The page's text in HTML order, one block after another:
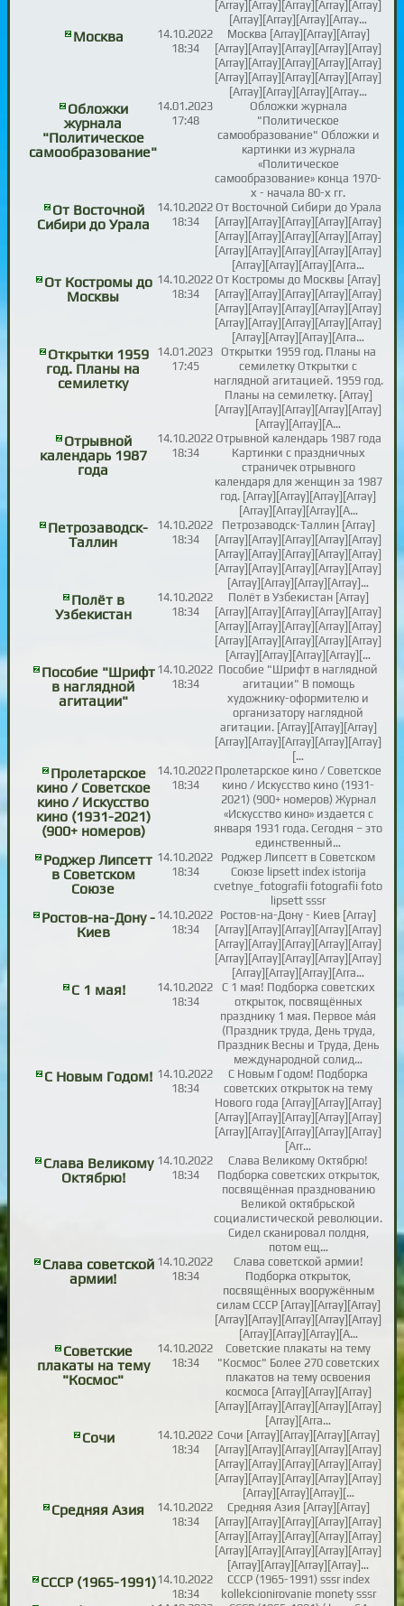
[Array][Array][Array][Array][Array]
[Array][Array][Array][Array…
Москва
14.10.2022
18:34
Москва [Array][Array][Array]
[Array][Array][Array][Array][Array]
[Array][Array][Array][Array][Array]
[Array][Array][Array][Array][Array]
[Array][Array][Array][Array…
Обложки
журнала
"Политическое
самообразование"
14.01.2023
17:48
Обложки журнала
"Политическое
самообразование" Обложки и
картинки из журнала
«Политическое
самообразование» конца 1970-
х - начала 80-х гг.
От Восточной
Сибири до Урала
14.10.2022
18:34
От Восточной Сибири до Урала
[Array][Array][Array][Array][Array]
[Array][Array][Array][Array][Array]
[Array][Array][Array][Array][Array]
[Array][Array][Array][Arra…
От Костромы до
Москвы
14.10.2022
18:34
От Костромы до Москвы [Array]
[Array][Array][Array][Array][Array]
[Array][Array][Array][Array][Array]
[Array][Array][Array][Array][Array]
[Array][Array][Array][Arra…
Открытки 1959
год. Планы на
семилетку
14.01.2023
17:45
Открытки 1959 год. Планы на
семилетку Открытки с
наглядной агитацией. 1959 год.
Планы на семилетку. [Array]
[Array][Array][Array][Array][Array]
[Array][Array][A…
Отрывной
календарь 1987
года
14.10.2022
18:34
Отрывной календарь 1987 года
Картинки с праздничных
страничек отрывного
календаря для женщин за 1987
год. [Array][Array][Array][Array]
[Array][Array][Array][A…
Петрозаводск-
Таллин
14.10.2022
18:34
Петрозаводск-Таллин [Array]
[Array][Array][Array][Array][Array]
[Array][Array][Array][Array][Array]
[Array][Array][Array][Array][Array]
[Array][Array][Array][Array]…
Полёт в
Узбекистан
14.10.2022
18:34
Полёт в Узбекистан [Array]
[Array][Array][Array][Array][Array]
[Array][Array][Array][Array][Array]
[Array][Array][Array][Array][Array]
[Array][Array][Array][Array][…
Пособие "Шрифт
в наглядной
агитации"
14.10.2022
18:34
Пособие "Шрифт в наглядной
агитации" В помощь
художнику-оформителю и
организатору наглядной
агитации. [Array][Array][Array]
[Array][Array][Array][Array][Array]
[…
Пролетарское
кино / Советское
кино / Искусство
кино (1931-2021)
(900+ номеров)
14.10.2022
18:34
Пролетарское кино / Советское
кино / Искусство кино (1931-
2021) (900+ номеров) Журнал
«Искусство кино» издается с
января 1931 года. Сегодня – это
единственный…
Роджер Липсетт
в Советском
Союзе
14.10.2022
18:34
Роджер Липсетт в Советском
Союзе lipsett index istorija
cvetnye_fotografii fotografii foto
lipsett sssr
Ростов-на-Дону -
Киев
14.10.2022
18:34
Ростов-на-Дону - Киев [Array]
[Array][Array][Array][Array][Array]
[Array][Array][Array][Array][Array]
[Array][Array][Array][Array][Array]
[Array][Array][Array][Arra…
С 1 мая!
14.10.2022
18:34
С 1 мая! Подборка советских
открыток, посвящённых
празднику 1 мая. Первое ма́я
(Праздник труда, День труда,
Праздник Весны и Труда, День
международной солид…
С Новым Годом! 14.10.2022
18:34
С Новым Годом! Подборка
советских открыток на тему
Нового года [Array][Array][Array]
[Array][Array][Array][Array][Array]
[Array][Array][Array][Array][Array]
[Arr…
Слава Великому
Октябрю!
14.10.2022
18:34
Слава Великому Октябрю!
Подборка советских открыток,
посвящённая празднованию
Великой октябрьской
социалистической революции.
Сидел сканировал полдня,
потом ещ…
Слава советской
армии!
14.10.2022
18:34
Слава советской армии!
Подборка открыток,
посвящённых вооружённым
силам СССР [Array][Array][Array]
[Array][Array][Array][Array][Array]
[Array][Array][Array][A…
Советские
плакаты на тему
"Космос"
14.10.2022
18:34
Советские плакаты на тему
"Космос" Более 270 советских
плакатов на тему освоения
космоса [Array][Array][Array]
[Array][Array][Array][Array][Array]
[Array][Arra…
Сочи
14.10.2022
18:34
Сочи [Array][Array][Array][Array]
[Array][Array][Array][Array][Array]
[Array][Array][Array][Array][Array]
[Array][Array][Array][Array][Array]
[Array][Array][Array][…
Средняя Азия
14.10.2022
18:34
Средняя Азия [Array][Array]
[Array][Array][Array][Array][Array]
[Array][Array][Array][Array][Array]
[Array][Array][Array][Array][Array]
[Array][Array][Array][Array]…
СССР (1965-1991)14.10.2022
18:34
СССР (1965-1991) sssr index
kollekcionirovanie monety sssr